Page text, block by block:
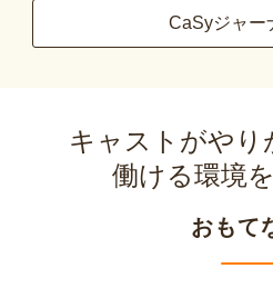
CaSyジャー
キャストがやり
働ける環境
おもて